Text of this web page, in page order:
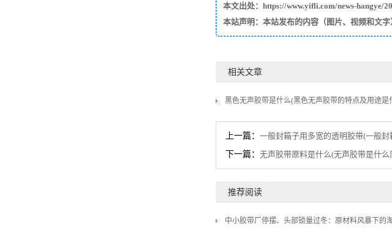
本文出处：https://www.yifli.com/news-hangye/
本站声明：本站发布的内容（图片、视频和文
相关文章
黑色无声胶带是什么(黑色无声胶带的特点及用途是
上一篇： 一般封箱子用多宽的透明胶带(一般
下一篇： 无声胶带原料是什么(无声胶带是什么
推荐阅读
中小胶带厂停摆、头部锁量过冬：原材料风暴下的